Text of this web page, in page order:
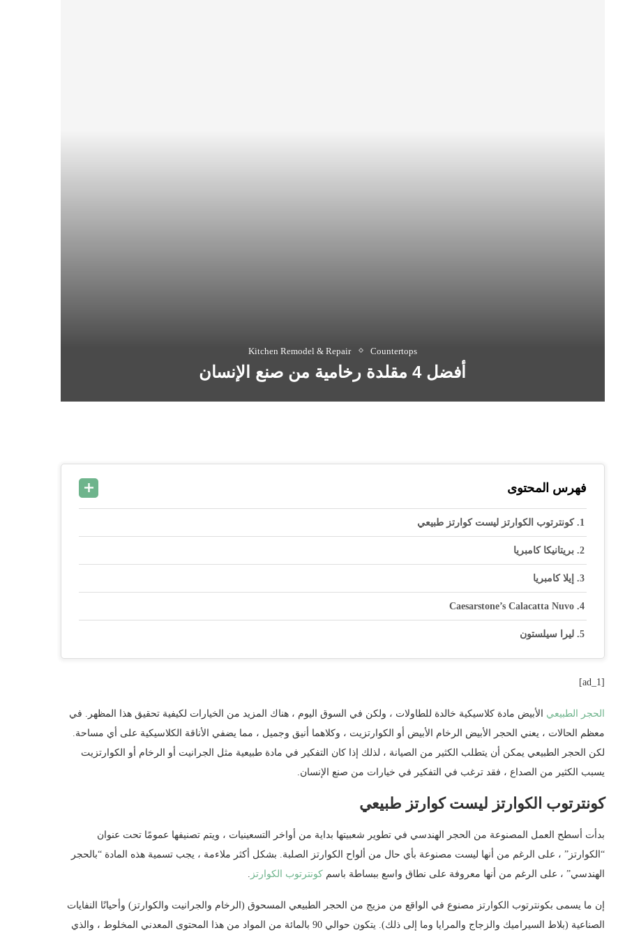
Countertops
Kitchen Remodel & Repair
أفضل 4 مقلدة رخامية من صنع الإنسان
فهرس المحتوى
كونترتوب الكوارتز ليست كوارتز طبيعي
بريتانيكا كامبريا
إيلا كامبريا
Caesarstone’s Calacatta Nuvo
ليرا سيلستون
[ad_1]
الحجر الطبيعي الأبيض مادة كلاسيكية خالدة للطاولات ، ولكن في السوق اليوم ، هناك المزيد من الخيارات لكيفية تحقيق هذا المظهر. في
معظم الحالات ، يعني الحجر الأبيض الرخام الأبيض أو الكوارتزيت ، وكلاهما أنيق وجميل ، مما يضفي الأناقة الكلاسيكية على أي مساحة.
لكن الحجر الطبيعي يمكن أن يتطلب الكثير من الصيانة ، لذلك إذا كان التفكير في مادة طبيعية مثل الجرانيت أو الرخام أو الكوارتزيت
يسبب الكثير من الصداع ، فقد ترغب في التفكير في خيارات من صنع الإنسان.
كونترتوب الكوارتز ليست كوارتز طبيعي
بدأت أسطح العمل المصنوعة من الحجر الهندسي في تطوير شعبيتها بداية من أواخر التسعينيات ، ويتم تصنيفها عمومًا تحت عنوان
“الكوارتز” ، على الرغم من أنها ليست مصنوعة بأي حال من ألواح الكوارتز الصلبة. بشكل أكثر ملاءمة ، يجب تسمية هذه المادة “بالحجر
الهندسي” ، على الرغم من أنها معروفة على نطاق واسع ببساطة باسمكونترتوب الكوارتز
إن ما يسمى بكونترتوب الكوارتز مصنوع في الواقع من مزيج من الحجر الطبيعي المسحوق (الرخام والجرانيت والكوارتز) وأحيانًا النفايات
الصناعية (بلاط السيراميك والزجاج والمرايا وما إلى ذلك). يتكون حوالي 90 بالمائة من المواد من هذا المحتوى المعدني المخلوط ، والذي